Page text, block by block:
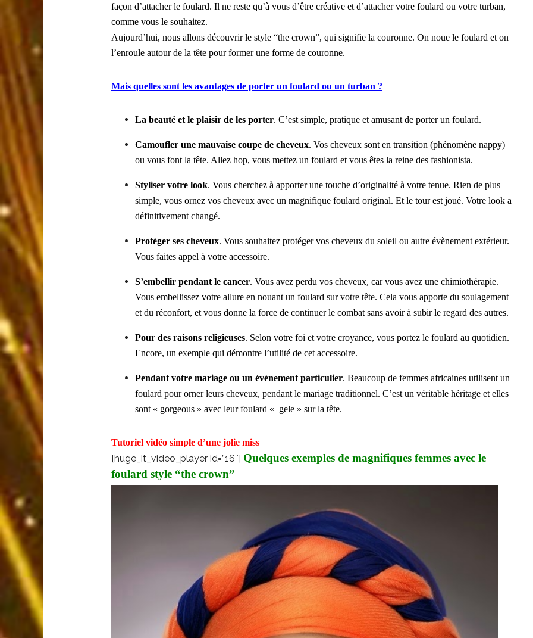
façon d’attacher le foulard. Il ne reste qu’à vous d’être créative et d’attacher votre foulard ou votre turban,
comme vous le souhaitez.
Aujourd’hui, nous allons découvrir le style “the crown”, qui signifie la couronne. On noue le foulard et on
l’enroule autour de la tête pour former une forme de couronne.
Mais quelles sont les avantages de porter un foulard ou un turban ?
La beauté et le plaisir de les porter. C’est simple, pratique et amusant de porter un foulard.
Camoufler une mauvaise coupe de cheveux. Vos cheveux sont en transition (phénomène nappy)
ou vous font la tête. Allez hop, vous mettez un foulard et vous êtes la reine des fashionista.
Styliser votre look. Vous cherchez à apporter une touche d’originalité à votre tenue. Rien de plus
simple, vous ornez vos cheveux avec un magnifique foulard original. Et le tour est joué. Votre look a
définitivement changé.
Protéger ses cheveux. Vous souhaitez protéger vos cheveux du soleil ou autre évènement extérieur.
Vous faites appel à votre accessoire.
S’embellir pendant le cancer. Vous avez perdu vos cheveux, car vous avez une chimiothérapie.
Vous embellissez votre allure en nouant un foulard sur votre tête. Cela vous apporte du soulagement
et du réconfort, et vous donne la force de continuer le combat sans avoir à subir le regard des autres.
Pour des raisons religieuses. Selon votre foi et votre croyance, vous portez le foulard au quotidien.
Encore, un exemple qui démontre l’utilité de cet accessoire.
Pendant votre mariage ou un événement particulier. Beaucoup de femmes africaines utilisent un
foulard pour orner leurs cheveux, pendant le mariage traditionnel. C’est un véritable héritage et elles
sont « gorgeous » avec leur foulard « gele » sur la tête.
Tutoriel vidéo simple d’une jolie miss
[huge_it_video_player id=”16″] Quelques exemples de magnifiques femmes avec le
foulard style “the crown”